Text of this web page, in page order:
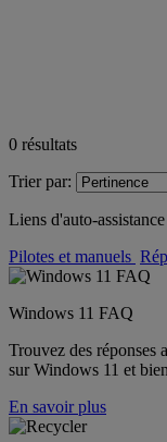
0 résultats
Trier par:
Liens d'auto-assistance
Pilotes et manuels
Windows 11 FAQ
Trouvez des réponses
sur Windows 11 et
En savoir plus